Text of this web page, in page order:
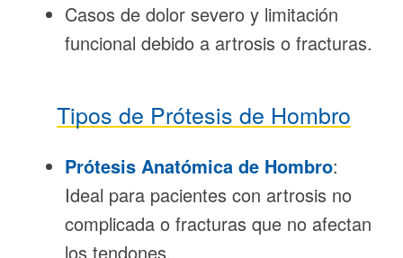
Casos de dolor severo y limitación
funcional debido a artrosis o fracturas.
Tipos de Prótesis de Hombro
Prótesis Anatómica de Hombro:
Ideal para pacientes con artrosis no
complicada o fracturas que no afectan
los tendones.